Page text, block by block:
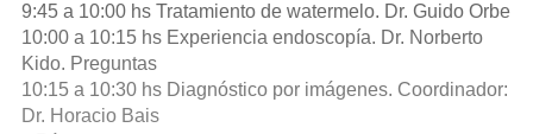
9:45 a 10:00 hs Tratamiento de watermelo. Dr. Guido Orbe
10:00 a 10:15 hs Experiencia endoscopía. Dr. Norberto
Kido. Preguntas
10:15 a 10:30 hs Diagnóstico por imágenes. Coordinador:
Dr. Horacio Bais